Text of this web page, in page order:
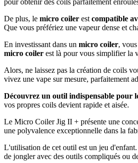
pour obtenir des coils parfaitement
De plus, le micro coiler estcompatible
Que vous préfériez une vapeur dense et
En investissant dans un micro coiler,
micro coiler est là pour vous simplifier la
Alors, ne laissez pas la création de coils
vivez une vape sur mesure, parfaitement
Découvrez un outil indispensable pour
vos propres coils devient rapide et aisée.
Le Micro Coiler Jig II + présente une
une polyvalence exceptionnelle dans la
L'utilisation de cet outil est un jeu
de jongler avec des outils compliqués ou